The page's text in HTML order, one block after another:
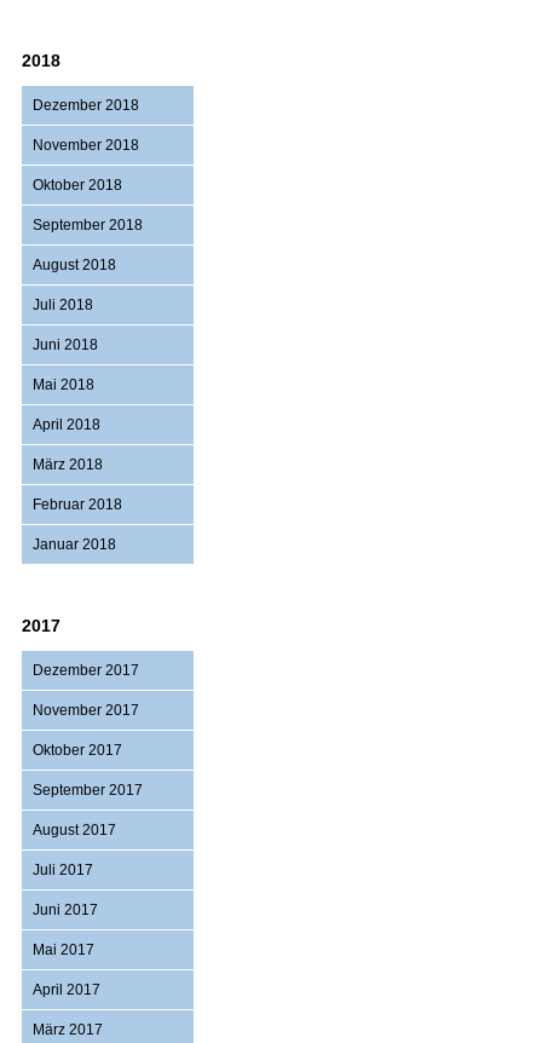
2018
Dezember 2018
November 2018
Oktober 2018
September 2018
August 2018
Juli 2018
Juni 2018
Mai 2018
April 2018
März 2018
Februar 2018
Januar 2018
2017
Dezember 2017
November 2017
Oktober 2017
September 2017
August 2017
Juli 2017
Juni 2017
Mai 2017
April 2017
März 2017